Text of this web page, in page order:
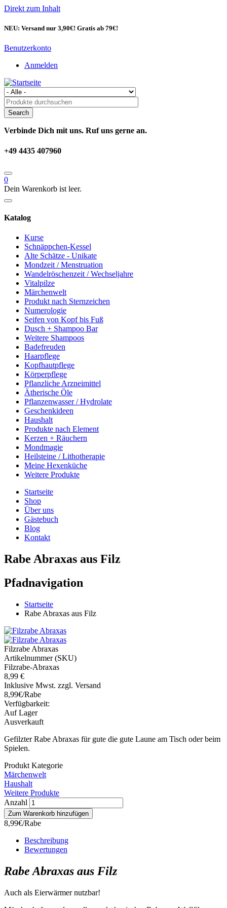
Direkt zum Inhalt
NEU: Versand nur 3,90€! Gratis ab 79€!
Benutzerkonto
Anmelden
Verbinde Dich mit uns. Ruf uns gerne an.
+49 4435 407960
0
Dein Warenkorb ist leer.
Katalog
Kurse
Schnäppchen-Kessel
Alte Schätze - Unikate
Mondzeit / Menstruation
Wandelröschenzeit / Wechseljahre
Vitalpilze
Märchenwelt
Produkt nach Sternzeichen
Numerologie
Seifen von Kopf bis Fuß
Dusch + Shampoo Bar
Weitere Shampoos
Badefreuden
Haarpflege
Kopfhautpflege
Körperpflege
Pflanzliche Arzneimittel
Ätherische Öle
Pflanzenwasser / Hydrolate
Geschenkideen
Haushalt
Produkte nach Element
Kerzen + Räuchern
Mondmagie
Heilsteine / Lithotherapie
Meine Hexenküche
Weitere Produkte
Startseite
Shop
Über uns
Gästebuch
Blog
Kontakt
Rabe Abraxas aus Filz
Pfadnavigation
Startseite
Rabe Abraxas aus Filz
Filzrabe Abraxas
Artikelnummer (SKU)
Filzrabe-Abraxas
8,99 €
Inklusive Mwst. zzgl. Versand
8,99€/Rabe
Verfügbarkeit:
Auf Lager
Ausverkauft
Gefilzter Rabe Abraxas für gute die gute Laune am Tisch oder beim
Spielen.
Produkt Kategorie
Märchenwelt
Haushalt
Weitere Produkte
Anzahl
8,99€/Rabe
Beschreibung
Bewertungen
Rabe Abraxas aus Filz
Auch als Eierwärmer nutzbar!